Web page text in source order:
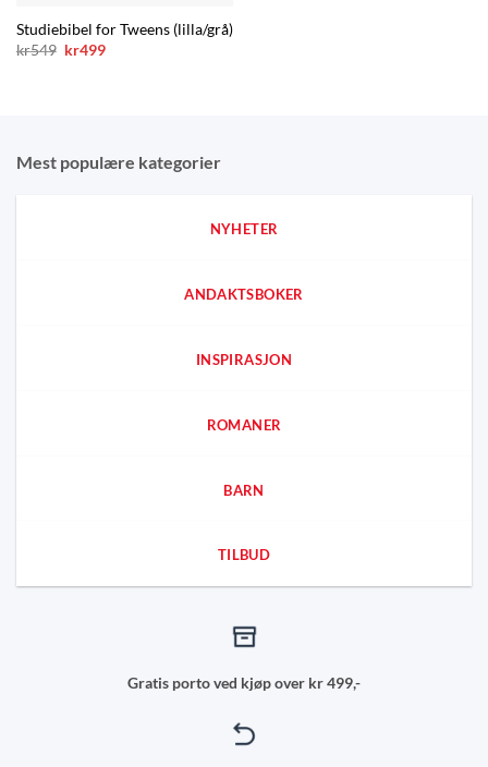
Studiebibel for Tweens (lilla/grå)
kr549 Opprinnelig
kr499Nåværende
Mest populære kategorier
NYHETER
ANDAKTSBOKER
INSPIRASJON
ROMANER
BARN
TILBUD
Gratis porto ved kjøp over kr 499,-